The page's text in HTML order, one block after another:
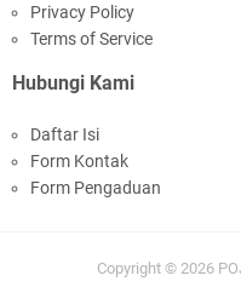
Privacy Policy
Terms of Service
Hubungi Kami
Daftar Isi
Form Kontak
Form Pengaduan
Copyright © 2026